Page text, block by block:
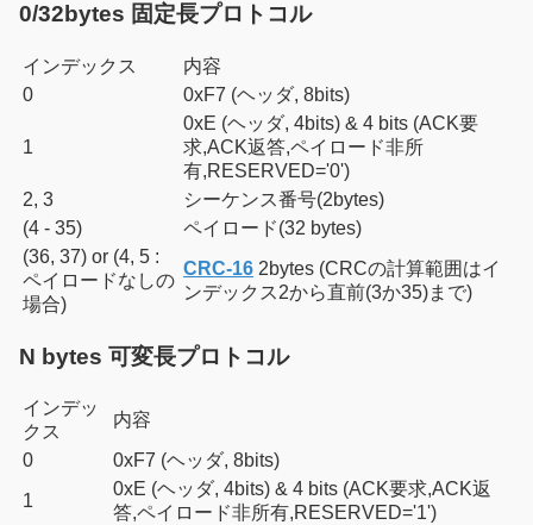
0/32bytes 固定長プロトコル
インデックス
内容
0
0xF7 (ヘッダ, 8bits)
1
0xE (ヘッダ, 4bits) & 4 bits (ACK要
求,ACK返答,ペイロード非所
有,RESERVED='0')
2, 3
シーケンス番号(2bytes)
(4 - 35)
ペイロード(32 bytes)
(36, 37) or (4, 5 :
ペイロードなしの
場合)
CRC-16 2bytes (CRCの計算範囲はイ
ンデックス2から直前(3か35)まで)
N bytes 可変長プロトコル
インデッ
クス
内容
0
0xF7 (ヘッダ, 8bits)
1
0xE (ヘッダ, 4bits) & 4 bits (ACK要求,ACK返
答,ペイロード非所有,RESERVED='1')